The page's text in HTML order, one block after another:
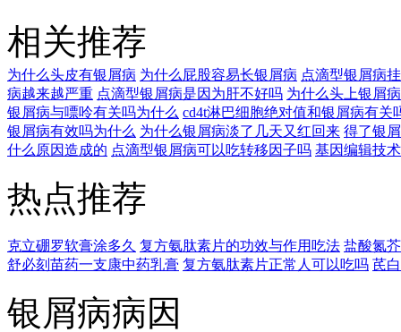
相关推荐
为什么头皮有银屑病 为什么屁股容易长银屑病 点滴型银屑病
病越来越严重 点滴型银屑病是因为肝不好吗 为什么头上银屑
银屑病与嘌呤有关吗为什么 cd4t淋巴细胞绝对值和银屑病有关
银屑病有效吗为什么 为什么银屑病淡了几天又红回来 得了银
什么原因造成的 点滴型银屑病可以吃转移因子吗 基因编辑技
热点推荐
克立硼罗软膏涂多久 复方氨肽素片的功效与作用吃法 盐酸氮
舒必刻苗药一支康中药乳膏 复方氨肽素片正常人可以吃吗 芪
银屑病病因